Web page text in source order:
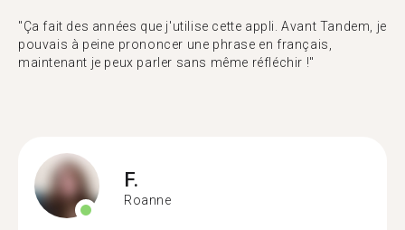
"Ça fait des années que j'utilise cette appli. Avant Tandem, je
pouvais à peine prononcer une phrase en français,
maintenant je peux parler sans même réfléchir !"
F.
Roanne